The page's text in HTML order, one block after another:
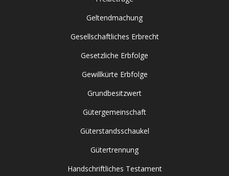
Geltendmachung
Gesellschaftliches Erbrecht
Gesetzliche Erbfolge
Gewillkürte Erbfolge
Grundbesitzwert
Gütergemeinschaft
Güterstandsschaukel
Gütertrennung
Handschriftliches Testament